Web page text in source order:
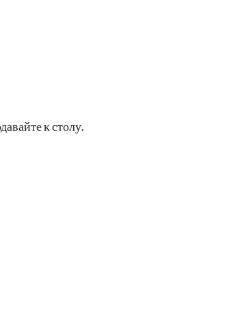
к столу.